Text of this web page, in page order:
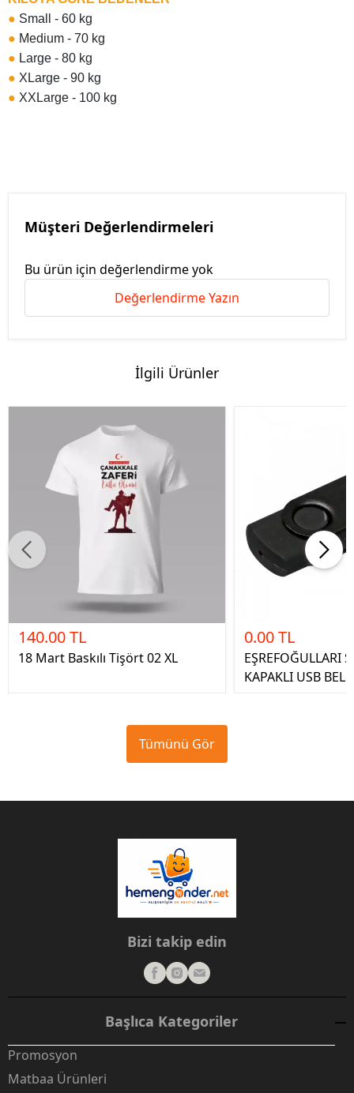
● Small - 60 kg
● Medium - 70 kg
● Large - 80 kg
● XLarge - 90 kg
● XXLarge - 100 kg
Müşteri Değerlendirmeleri
Bu ürün için değerlendirme yok
Değerlendirme Yazın
İlgili Ürünler
140.00 TL
18 Mart Baskılı Tişört 02 XL
0.00 TL
EŞREFOĞULLARI
KAPAKLI USB
Tümünü Gör
Bizi takip edin
Başlıca Kategoriler
Promosyon
Matbaa Ürünleri